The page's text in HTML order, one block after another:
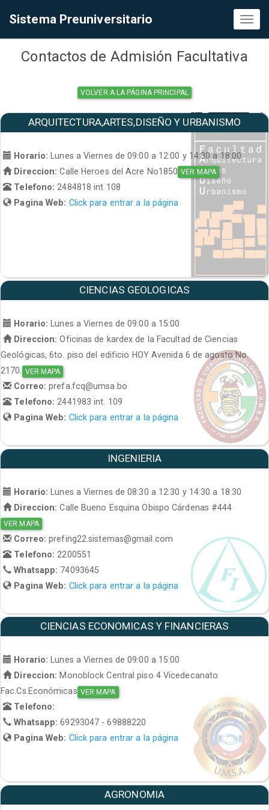
Sistema Preuniversitario
Contactos de Admisión Facultativa
VOLVER A LA PÁGINA PRINCIPAL
ARQUITECTURA,ARTES,DISEÑO Y URBANISMO
Horario:
Lunes a Viernes de 09:00 a 12:00 y 14:30 a 18:00
Direccion: Calle Heroes del Acre No1850 VER MAPA
Telefono: 2484818 int 108
Pagina Web: Click para entrar a la página
CIENCIAS GEOLOGICAS
Horario: Lunes a Viernes de 09:00 a 15:00
Direccion: Oficinas de kardex de la Facultad de Ciencias
Geológicas, 6to. piso del edificio HOY Avenida 6 de agosto No.
2170. VER MAPA
Correo:prefa.fcq@umsa.bo
Telefono:2441983 int. 109
Pagina Web: Click para entrar a la página
INGENIERIA
Horario:
Lunes a Viernes de 08:30 a 12:30 y 14:30 a 18:30
Direccion: Calle Bueno Esquina Obispo Cárdenas #444
VER MAPA
Correo:prefing22.sistemas@gmail.com
Telefono: 2200551
Whatsapp: 74093645
Pagina Web: Click para entrar a la página
CIENCIAS ECONOMICAS Y FINANCIERAS
Horario: Lunes a Viernes de 09:00 a 15:00
Direccion: Monoblock Central piso 4 Vicedecanato
Fac.Cs.Económicas VER MAPA
Telefono:
Whatsapp:69293047 - 69888220
Pagina Web: Click para entrar a la página
AGRONOMIA